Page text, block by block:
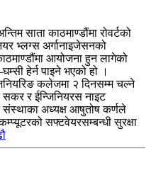
साता काठमाण्डौंमा रोवर्टको
भ्लग्स अर्गानाइजेसनको
आयोजना हुन लागेको
हेर्न पाइने भएको हो ।
कलेजमा २ दिनसम्म चल्ने
सकर र ईन्जिनियरस नाइट
अध्यक्ष आषुतोष कर्णले
सफ्टवेयरसम्बन्धी सुरक्षा